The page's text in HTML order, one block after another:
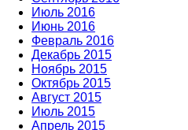
Июль 2016
Июнь 2016
Февраль 2016
Декабрь 2015
Ноябрь 2015
Октябрь 2015
Август 2015
Июль 2015
Апрель 2015